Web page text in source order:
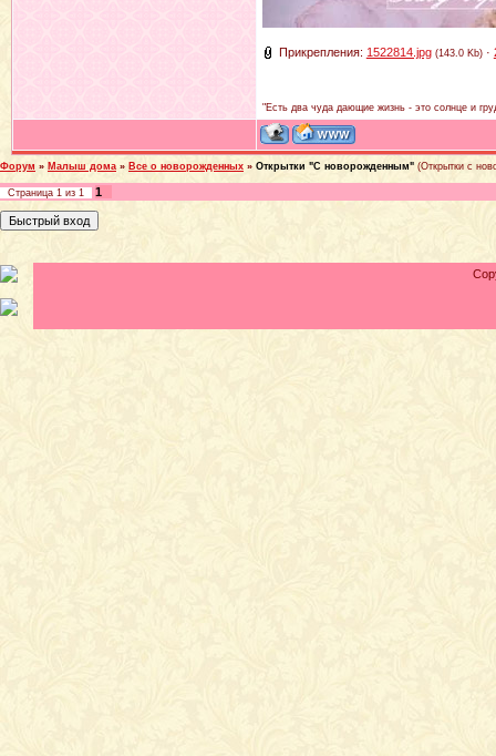
Прикрепления: 1522814.jpg (143.0 Kb) ·
"Есть два чуда дающие жизнь - это солнце и
Форум » Малыш дома » Все о новорожденных » Открытки "С новорожденным" (Открытки с
Страница 1 из 1 1